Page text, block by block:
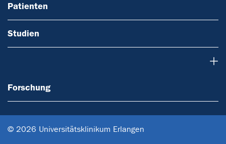
Patienten
Studien
Forschung
© 2026 Universitätsklinikum Erlangen